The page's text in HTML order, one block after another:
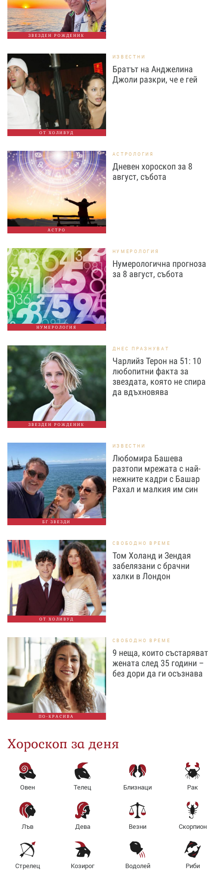
ЗВЕЗДЕН РОЖДЕНИК
ОТ ХОЛИВУД
ИЗВЕСТНИ
Братът на Анджелина
Джоли разкри, че е гей
АСТРО
АСТРОЛОГИЯ
Дневен хороскоп за 8
август, събота
НУМЕРОЛОГИЯ
НУМЕРОЛОГИЯ
Нумерологична прогноза
за 8 август, събота
ЗВЕЗДЕН РОЖДЕНИК
ДНЕС ПРАЗНУВАТ
Чарлийз Терон на 51: 10
любопитни факта за
звездата, която не спира
да вдъхновява
БГ ЗВЕЗДИ
ИЗВЕСТНИ
Любомира Башева
разтопи мрежата с най-
нежните кадри с Башар
Рахал и малкия им син
ОТ ХОЛИВУД
СВОБОДНО ВРЕМЕ
Том Холанд и Зендая
забелязани с брачни
халки в Лондон
ПО-КРАСИВА
СВОБОДНО ВРЕМЕ
9 неща, които състаряват
жената след 35 години –
без дори да ги осъзнава
Хороскоп за деня
Овен Телец Близнаци Рак
Лъв Дева Везни Скорпион
Стрелец Козирог Водолей Риби